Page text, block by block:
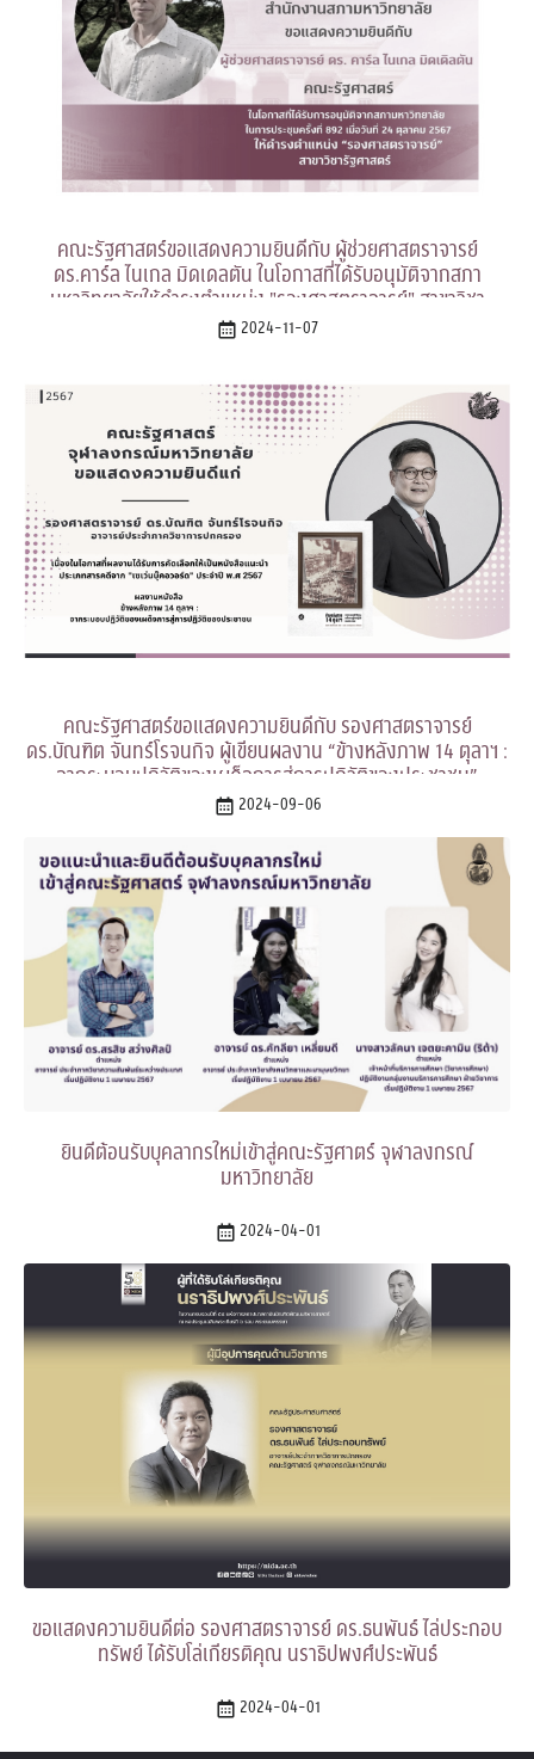
คณะรัฐศาสตร์ขอแสดงความยินดีกับ ผู้ช่วยศาสตราจารย์
ดร.คาร์ล ไนเกล มิดเดลตัน ในโอกาสที่ได้รับอนุมัติจากสภา
มหาวิทยาลัยให้ดำรงตำแหน่ง "รองศาสตราจารย์" สาขาวิชา
รัฐศาสตร์
2024-11-07
คณะรัฐศาสตร์ขอแสดงความยินดีกับ รองศาสตราจารย์
ดร.บัณฑิต จันทร์โรจนกิจ ผู้เขียนผลงาน “ข้างหลังภาพ 14 ตุลาฯ :
จากระบอบปฏิวัติของเผด็จการสู่การปฏิวัติของประชาชน”
2024-09-06
ยินดีต้อนรับบุคลากรใหม่เข้าสู่คณะรัฐศาตร์ จุฬาลงกรณ์
มหาวิทยาลัย
2024-04-01
ขอแสดงความยินดีต่อ รองศาสตราจารย์ ดร.ธนพันธ์ ไล่ประกอบ
ทรัพย์ ได้รับโล่เกียรติคุณ นราธิปพงศ์ประพันธ์
2024-04-01